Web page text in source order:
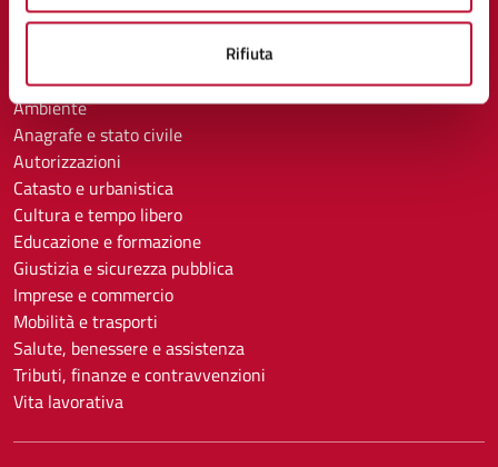
Rifiuta
Ambiente
Anagrafe e stato civile
Autorizzazioni
Catasto e urbanistica
Cultura e tempo libero
Educazione e formazione
Giustizia e sicurezza pubblica
Imprese e commercio
Mobilità e trasporti
Salute, benessere e assistenza
Tributi, finanze e contravvenzioni
Vita lavorativa